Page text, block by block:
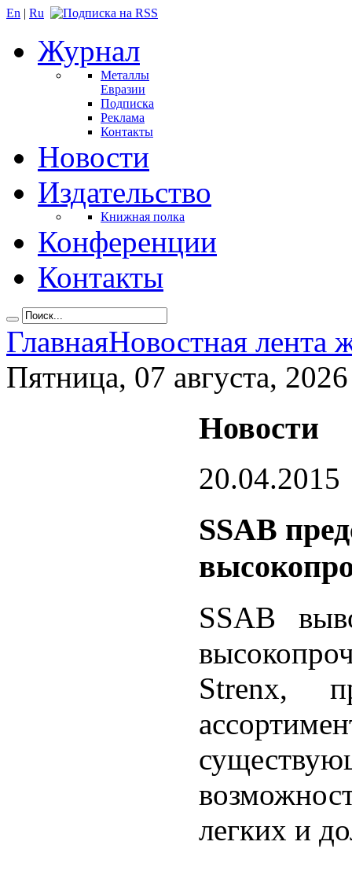
En | Ru
Журнал
Металлы
Евразии
Подписка
Реклама
Контакты
Новости
Издательство
Книжная полка
Конференции
Контакты
ГлавнаяНовостная лента
Пятница, 07 августа, 2026
Новости
20.04.2015
SSAB
SSAB
Strenx,
легких и